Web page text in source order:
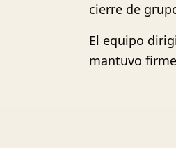
cierre de
El equipo
mantuvo